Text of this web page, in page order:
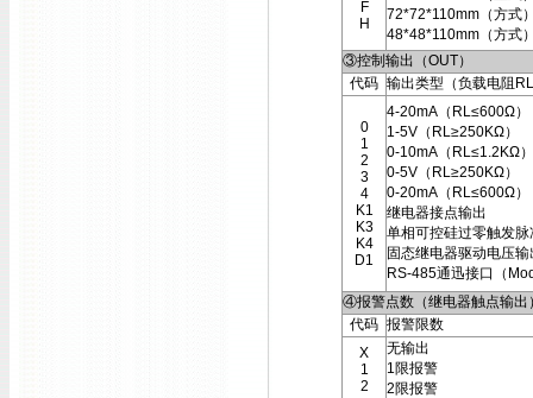
F
H
72*72*110mm（方式
48*48*110mm（方式
③控制输出（OUT）
代码 输出类型（负载电阻
0
1
2
3
4
K1
K3
K4
D1
4-20mA（RL≤600Ω）
1-5V（RL≥250KΩ）
0-10mA（RL≤1.2KΩ）
0-5V（RL≥250KΩ）
0-20mA（RL≤600Ω）
继电器接点输出
单相可控硅过零触发脉
固态继电器驱动电压输
RS-485通迅接口（
④报警点数（继电器触点输出
代码 报警限数
X
1
2
无输出
1限报警
2限报警